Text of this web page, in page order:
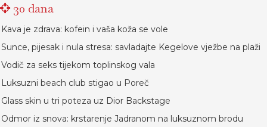
30 dana
Kava je zdrava: kofein i vaša koža se vole
Sunce, pijesak i nula stresa: savladajte Kegelove vježbe na plaži
Vodič za seks tijekom toplinskog vala
Luksuzni beach club stigao u Poreč
Glass skin u tri poteza uz Dior Backstage
Odmor iz snova: krstarenje Jadranom na luksuznom brodu